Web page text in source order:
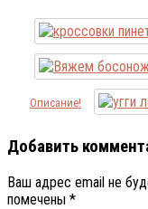
Описание!
Добавить
Ваш адрес email не
помечены *